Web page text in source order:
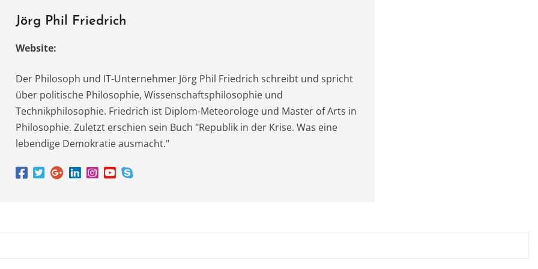
Jörg Phil Friedrich
Website:
Der Philosoph und IT-Unternehmer Jörg Phil Friedrich schreibt und spricht
über politische Philosophie, Wissenschaftsphilosophie und
Technikphilosophie. Friedrich ist Diplom-Meteorologe und Master of Arts in
Philosophie. Zuletzt erschien sein Buch "Republik in der Krise. Was eine
lebendige Demokratie ausmacht."